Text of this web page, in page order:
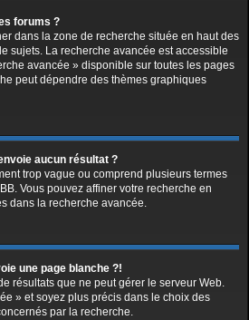
forums ?
dans la zone de recherche située en haut des
sujets. La recherche avancée est accessible
avancée » disponible sur toutes les pages
peut dépendre des thèmes graphiques
aucun résultat ?
trop vague ou comprend plusieurs termes
Vous pouvez affiner votre recherche en
dans la recherche avancée.
une page blanche ?!
résultats que ne peut gérer le serveur Web.
» et soyez plus précis dans le choix des
par la recherche.